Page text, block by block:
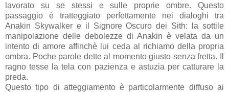
lavorato su se stessi e sulle proprie ombre. Questo
passaggio è tratteggiato perfettamente nei dialoghi tra
Anakin Skywalker e il Signore Oscuro dei Sith: la sottile
manipolazione delle debolezze di Anakin è velata da un
intento di amore affinchè lui ceda al richiamo della propria
ombra. Poche parole dette al momento giusto senza fretta. Il
ragno tesse la tela con pazienza e astuzia per catturare la
preda.
Questo tipo di atteggiamento è particolarmente diffuso ai